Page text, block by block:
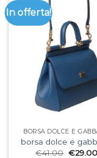
In offerta!
BORSA DOLCE E
borsa dolce e
€41.00 €29.00